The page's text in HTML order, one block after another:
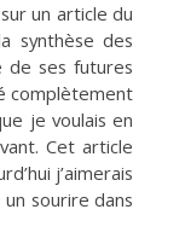
un article du
synthèse des
de ses futures
complètement
je voulais en
Cet article
j’aimerais
sourire dans